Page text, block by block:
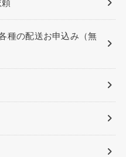
頼
種の配送お申込み（無